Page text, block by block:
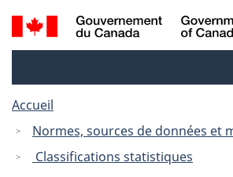
Passer
au
Passer
à
Recherche
et
Accueil
Normes, sources de données et
Classifications statistiques